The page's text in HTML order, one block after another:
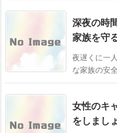
深夜の時
家族を守
夜遅くに一
な家族の安
女性のキ
をしまし